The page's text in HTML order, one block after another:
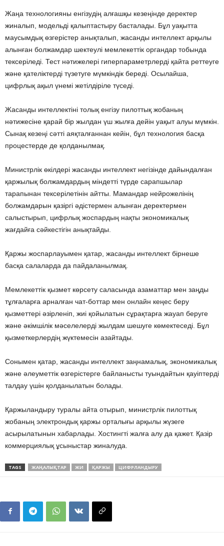
Жаңа технологияны енгізудің алғашқы кезеңінде деректер
жиналып, модельді қалыптастыру басталады. Бұл уақытта
маусымдық өзгерістер анықталып, жасанды интеллект арқылы
алынған болжамдар шектеулі мемлекеттік органдар тобында
тексеріледі. Тест нәтижелері гиперпараметрлерді қайта реттеуге
және қателіктерді түзетуге мүмкіндік береді. Осылайша,
цифрлық ақыл үнемі жетілдіріле түседі.
Жасанды интеллектіні толық енгізу пилоттық жобаның
нәтижесіне қарай бір жылдан үш жылға дейін уақыт алуы мүмкін.
Сынақ кезеңі сәтті аяқталғаннан кейін, бұл технология басқа
процестерде де қолданылмақ.
Министрлік өкілдері жасанды интеллект негізінде дайындалған
қаржылық болжамдардың міндетті түрде сарапшылар
тарапынан тексерілетінін айтты. Мамандар нейрожелінің
болжамдарын қазіргі әдістермен алынған деректермен
салыстырып, цифрлық жоспардың нақты экономикалық
жағдайға сәйкестігін анықтайды.
Қаржы жоспарлауымен қатар, жасанды интеллект бірнеше
басқа салаларда да пайдаланылмақ.
Мемлекеттік қызмет көрсету саласында азаматтар мен заңды
тұлғаларға арналған чат-боттар мен онлайн кеңес беру
қызметтері әзірленіп, жиі қойылатын сұрақтарға жауап беруге
және әкімшілік мәселелерді жылдам шешуге көмектеседі. Бұл
қызметкерлердің жүктемесін азайтады.
Сонымен қатар, жасанды интеллект заңнамалық, экономикалық
және әлеуметтік өзгерістерге байланысты туындайтын қауіптерді
талдау үшін қолданылатын болады.
Қаржыландыру туралы айта отырып, министрлік пилоттық
жобаның электрондық қаржы орталығы арқылы жүзеге
асырылатынын хабарлады. Хостингті жалға алу да қажет. Қазір
коммерциялық ұсыныстар жиналуда.
TAGS ЖАҢАЛЫҚТАР ЖИ ҚАРЖЫ ЦИФРЛАНДЫРУ